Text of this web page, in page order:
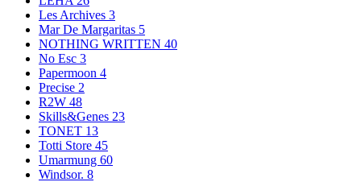
Les Archives 3
Mar De Margaritas 5
NOTHING WRITTEN 40
No Esc 3
Papermoon 4
Precise 2
R2W 48
Skills&Genes 23
TONET 13
Totti Store 45
Umarmung 60
Windsor. 8